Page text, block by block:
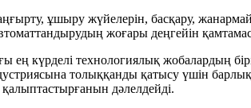
ұшыру жүйелерін, басқару,
жоғары деңгейін
күрделі технологиялық жобалардың
толыққанды қатысу үшін
дәлелдейді.